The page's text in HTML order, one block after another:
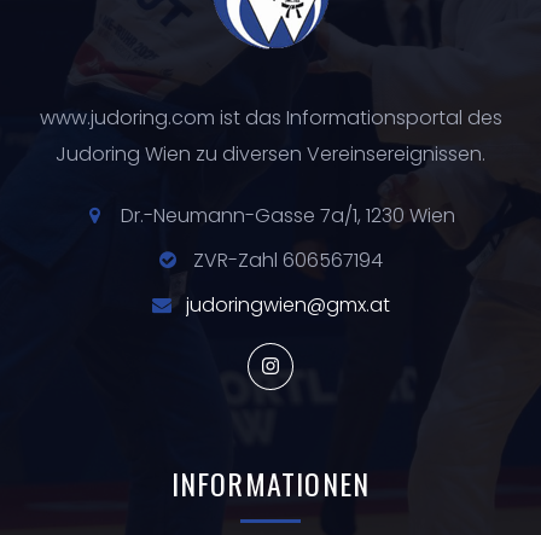
www.judoring.com ist das Informationsportal des
Judoring Wien zu diversen Vereinsereignissen.
Dr.-Neumann-Gasse 7a/1, 1230 Wien
ZVR-Zahl 606567194
judoringwien@gmx.at
INFORMATIONEN